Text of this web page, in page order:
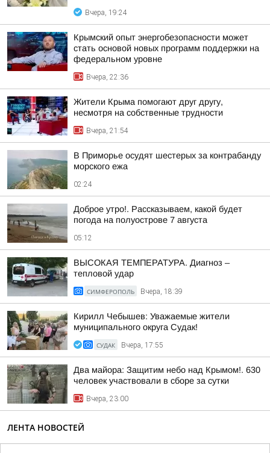
Вчера, 19:24
Крымский опыт энергобезопасности может
стать основой новых программ поддержки на
федеральном уровне
Вчера, 22:36
Жители Крыма помогают друг другу,
несмотря на собственные трудности
Вчера, 21:54
В Приморье осудят шестерых за контрабанду
морского ежа
02:24
Доброе утро!. Рассказываем, какой будет
погода на полуострове 7 августа
05:12
ВЫСОКАЯ ТЕМПЕРАТУРА. Диагноз –
тепловой удар
СИМФЕРОПОЛЬ Вчера, 18:39
Кирилл Чебышев: Уважаемые жители
муниципального округа Судак!
СУДАК Вчера, 17:55
Два майора: Защитим небо над Крымом!. 630
человек участвовали в сборе за сутки
Вчера, 23:00
ЛЕНТА НОВОСТЕЙ